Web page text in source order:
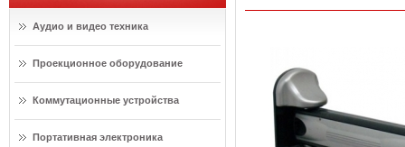
Аудио и видео техника
Проекционное оборудование
Коммутационные устройства
Портативная электроника